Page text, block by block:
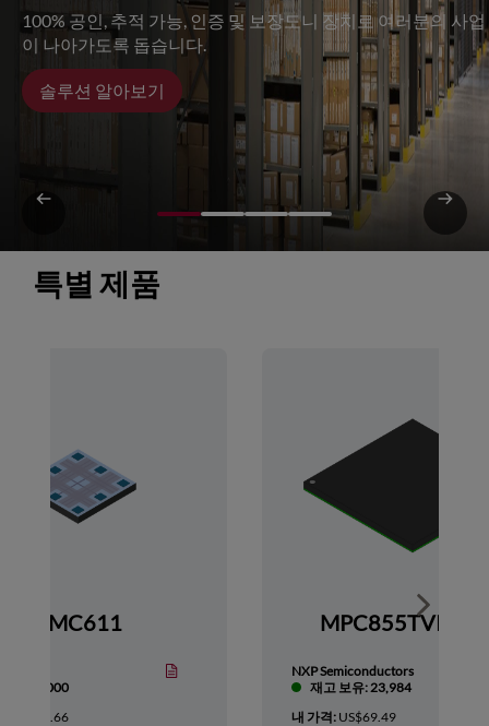
100% 공인, 추적 가능, 인증 및 보장도니 장치로 여러분의 사업
이 나아가도록 돕습니다.
솔루션 알아보기
특별 제품
HMC611
보유: 1,000
US$418.66
NXP Semiconductors
재고 보유: 23,984
내 가격: US$69.49
Show